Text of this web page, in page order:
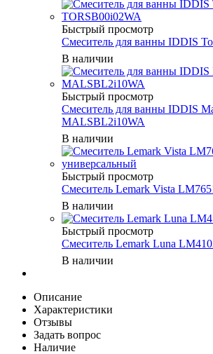
Быстрый просмотр
Смеситель для ванны IDDIS
В наличии
Быстрый просмотр
Смеситель для ванны IDDIS
MALSBL2i10WA
В наличии
Быстрый просмотр
Смеситель Lemark Vista
В наличии
Быстрый просмотр
Смеситель Lemark Luna
В наличии
Описание
Характеристики
Отзывы
Задать вопрос
Наличие